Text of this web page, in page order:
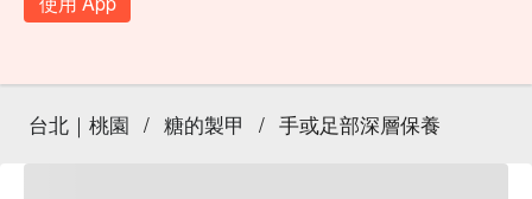
台北｜桃園 / 糖的製甲 / 手或足部深層保養